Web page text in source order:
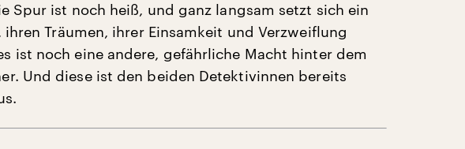
Spur ist noch heiß, und ganz langsam setzt sich ein
Träumen, ihrer Einsamkeit und Verzweiflung
ist noch eine andere, gefährliche Macht hinter dem
Und diese ist den beiden Detektivinnen bereits